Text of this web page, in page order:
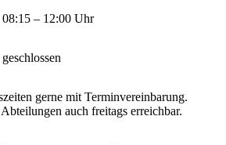
08:15 – 12:00 Uhr
geschlossen
gerne mit Terminvereinbarung.
auch freitags erreichbar.